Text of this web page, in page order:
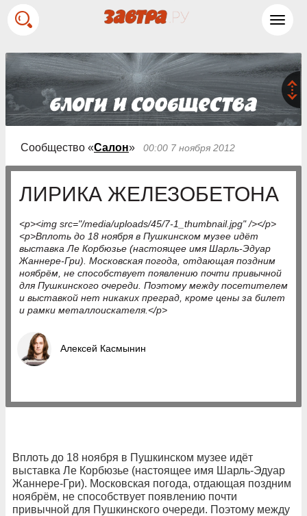
Сообщество «Салон» 00:00 7 ноября 2012
ЛИРИКА ЖЕЛЕЗОБЕТОНА
<p><img src="/media/uploads/45/7-1_thumbnail.jpg" /></p>
<p>Вплоть до 18 ноября в Пушкинском музее идёт
выставка Ле Корбюзье (настоящее имя Шарль-Эдуар
Жаннере-Гри). Московская погода, отдающая поздним
ноябрём, не способствует появлению почти привычной
для Пушкинского очереди. Поэтому между посетителем
и выставкой нет никаких преград, кроме цены за билет
и рамки металлоискателя.</p>
Алексей Касмынин
Вплоть до 18 ноября в Пушкинском музее идёт
выставка Ле Корбюзье (настоящее имя Шарль-Эдуар
Жаннере-Гри). Московская погода, отдающая поздним
ноябрём, не способствует появлению почти
привычной для Пушкинского очереди. Поэтому между